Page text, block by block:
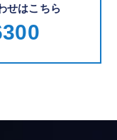
せはこちら